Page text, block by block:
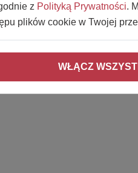
z Polityką Prywatności.
plików cookie w Twojej
WŁĄCZ